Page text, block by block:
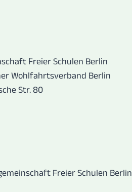
Freier Schulen Berlin
Wohlfahrtsverband Berlin
Str. 80
Freier Schulen Berlin